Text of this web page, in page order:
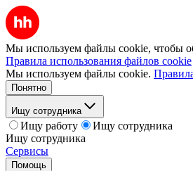
Мы используем файлы cookie, чтобы
Правила использования файлов cookie
Мы используем файлы cookie.
Понятно
Ищу сотрудника
Ищу работу
Ищу сотрудника
Ищу сотрудника
Сервисы
Помощь